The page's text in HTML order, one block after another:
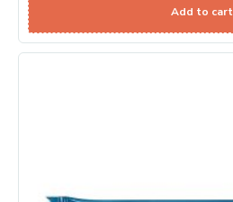
Add to cart